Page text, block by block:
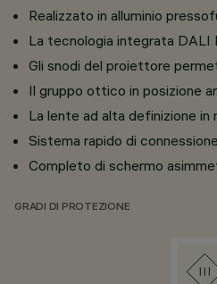
Realizzato in alluminio
La tecnologia integrata DALI
Gli snodi del proiettore
Il gruppo ottico in posizione
La lente ad alta definizione
Sistema rapido di
Completo di schermo
GRADI DI PROTEZIONE